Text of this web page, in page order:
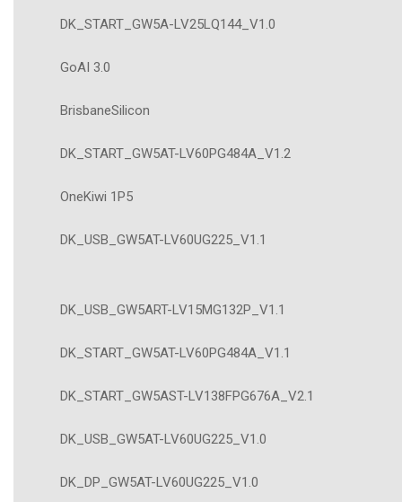
DK_START_GW5A-LV25LQ144_V1.0
GoAI 3.0
BrisbaneSilicon
DK_START_GW5AT-LV60PG484A_V1.2
OneKiwi 1P5
DK_USB_GW5AT-LV60UG225_V1.1
DK_USB_GW5ART-LV15MG132P_V1.1
DK_START_GW5AT-LV60PG484A_V1.1
DK_START_GW5AST-LV138FPG676A_V2.1
DK_USB_GW5AT-LV60UG225_V1.0
DK_DP_GW5AT-LV60UG225_V1.0